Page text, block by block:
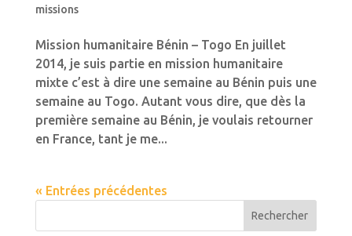
missions
Mission humanitaire Bénin – Togo En juillet
2014, je suis partie en mission humanitaire
mixte c’est à dire une semaine au Bénin puis une
semaine au Togo. Autant vous dire, que dès la
première semaine au Bénin, je voulais retourner
en France, tant je me...
« Entrées précédentes